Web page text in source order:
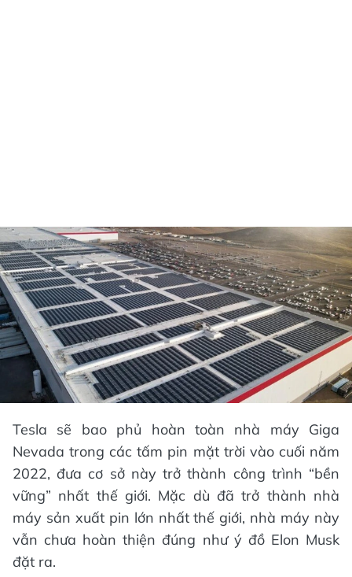
Tesla sẽ bao phủ hoàn toàn nhà máy Giga
Nevada trong các tấm pin mặt trời vào cuối năm
2022, đưa cơ sở này trở thành công trình “bền
vững” nhất thế giới. Mặc dù đã trở thành nhà
máy sản xuất pin lớn nhất thế giới, nhà máy này
vẫn chưa hoàn thiện đúng như ý đồ Elon Musk
đặt ra.